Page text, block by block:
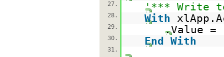
27.
'*** Write
28. With
29. .Value =
30. End With
31.